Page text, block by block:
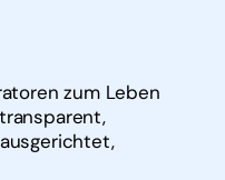
zum Leben